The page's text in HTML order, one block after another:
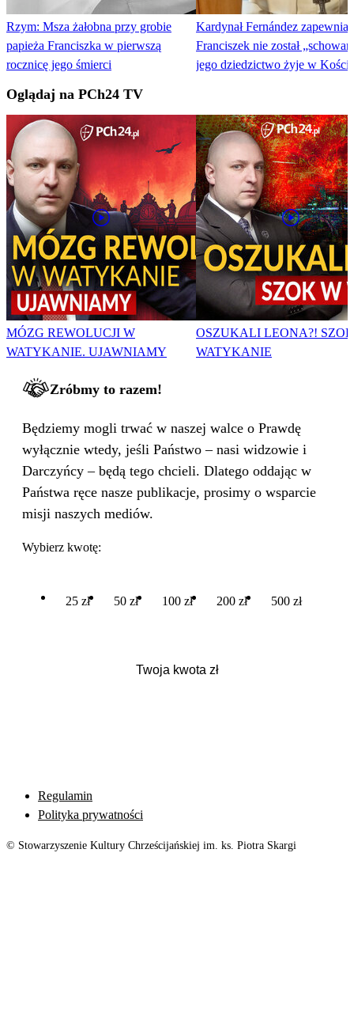
Rzym: Msza żałobna przy grobie
papieża Franciszka w pierwszą
rocznicę jego śmierci
Kardynał Fernández zapewnia:
Franciszek nie został
jego dziedzictwo żyje w
Oglądaj na PCh24 TV
MÓZG REWOLUCJI W
WATYKANIE. UJAWNIAMY
OSZUKALI LEONA?!
WATYKANIE
Zróbmy to razem!
Będziemy mogli trwać w naszej walce o Prawdę
wyłącznie wtedy, jeśli Państwo – nasi widzowie i
Darczyńcy – będą tego chcieli. Dlatego oddając w
Państwa ręce nasze publikacje, prosimy o wsparcie
misji naszych mediów.
Wybierz kwotę:
25 zł 50 zł 100 zł 200 zł 500 zł
Regulamin
Polityka prywatności
© Stowarzyszenie Kultury Chrześcijańskiej im. ks. Piotra Skargi